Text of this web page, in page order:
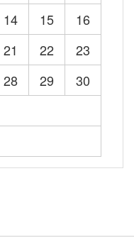
14 15
16
21 22
23
28 29
30